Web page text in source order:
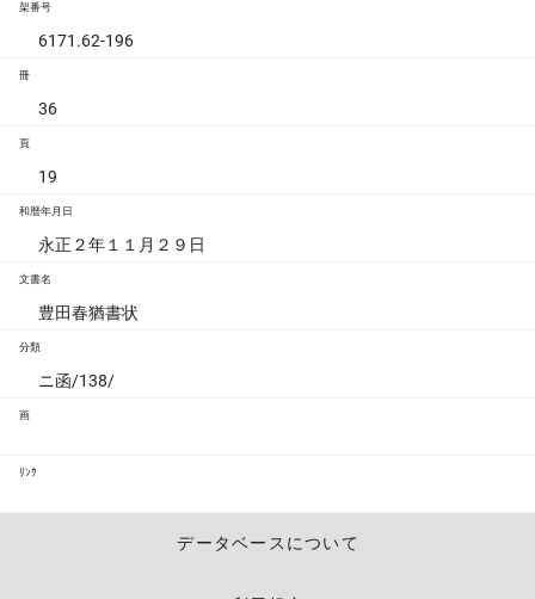
架番号
6171.62-196
冊
36
頁
19
和暦年月日
永正２年１１月２９日
文書名
豊田春猶書状
分類
ニ函/138/
画
ﾘﾝｸ
データベースについて